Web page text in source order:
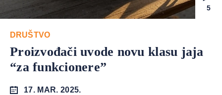
5
DRUŠTVO
Proizvođači uvode novu klasu jaja
“za funkcionere”
17. MAR. 2025.